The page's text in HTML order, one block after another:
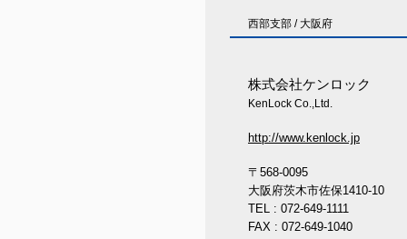
西部支部 /大阪府
株式会社ケンロック
KenLock Co.,Ltd.
http://www.kenlock.jp
〒568-0095
大阪府茨木市佐保1410-10
TEL : 072-649-1111
FAX : 072-649-1040